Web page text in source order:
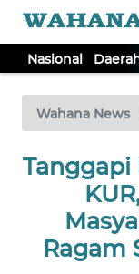
Nasional
Wahana News
Tanggapi
Ragam
TV
Tutup
NASIONAL
DAERAH
POLHUKAM